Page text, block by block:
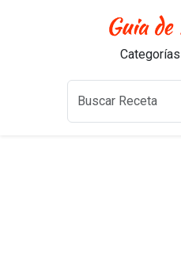
Categorías